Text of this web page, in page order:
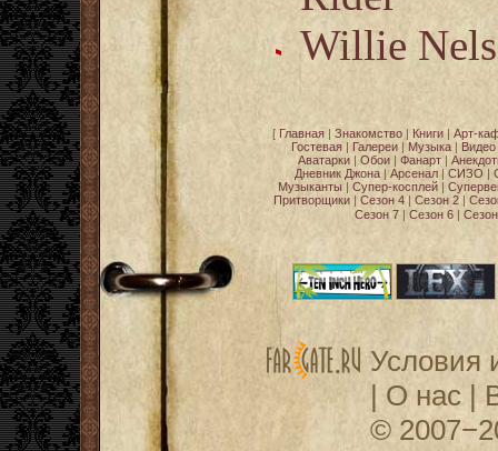
Willie
[ Главная| Знакомство| Книги| Арт-
Гостевая | Галереи | Музыка | Видео
Аватарки | Обои | Фанарт |
Дневник Джона| Арсенал| СИЗО |
Музыканты | Супер-косплей |
Притворщики | Сезон 4 | Сезон 2 |
Сезон 7| Сезон 6|
Условия
| О нас |
©